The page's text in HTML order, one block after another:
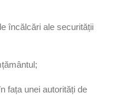
încălcări ale securității
fața unei autorități de